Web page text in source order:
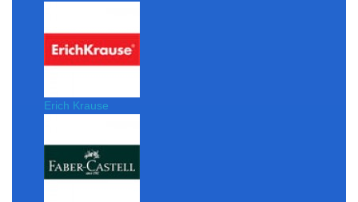
Erich Krause